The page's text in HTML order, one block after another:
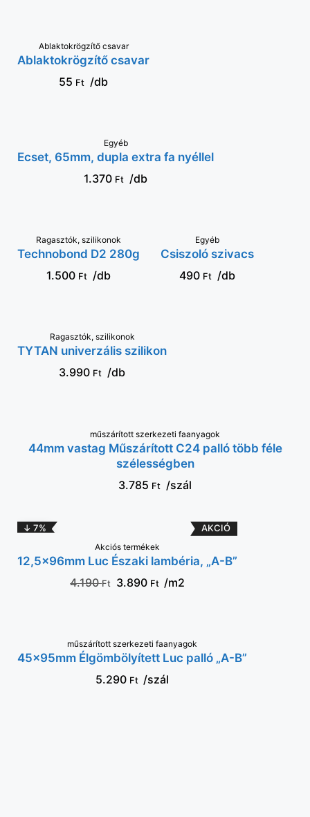
VÁLASSZ OPCIÓT
Ablaktokrögzítő csavar
Ablaktokrögzítő csavar
55 Ft /db
KOSÁRBA
Egyéb
Ecset, 65mm, dupla extra fa nyéllel
1.370 Ft /db
KOSÁRBA
Ragasztók, szilikonok
Technobond D2 280g
1.500 Ft /db
VÁLASSZ
OPCIÓT
Egyéb
Csiszoló szivacs
490 Ft /db
KOSÁRBA
Ragasztók, szilikonok
TYTAN univerzális szilikon
3.990 Ft /db
VÁLASSZ OPCIÓT
műszárított szerkezeti faanyagok
44mm vastag Műszárított C24 palló több féle
szélességben
3.785 Ft /szál
↓ 7%
KOSÁRBA
Akciós termékek
12,5x96mm Luc Északi lambéria, „A-B”
4.190Ft 3.890 Ft /m2
KOSÁRBA
műszárított szerkezeti faanyagok
45x95mm Élgömbölyített Luc palló „A-B”
5.290 Ft /szál